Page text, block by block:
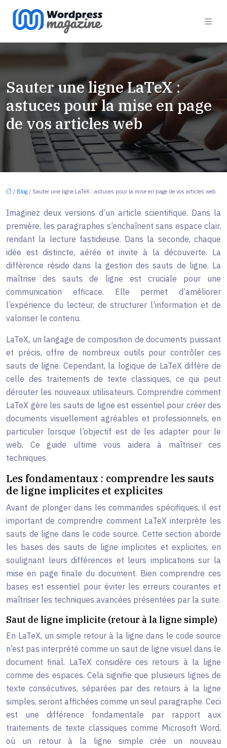
Sauter une ligne LaTeX :
astuces pour la mise en page
de vos articles web
/ Blog / Sauter une ligne LaTeX : astuces pour la mise en page de vos articles web
Imaginez deux versions d’un article scientifique. Dans la
première, les paragraphes s’enchaînent sans espace clair,
rendant la lecture fastidieuse. Dans la seconde, chaque
idée est distincte, aérée et invite à la découverte. La
différence réside dans la gestion des sauts de ligne. La
maîtrise des sauts de ligne est cruciale pour une
communication efficace. Elle permet d’améliorer
l’expérience du lecteur, de structurer l’information et de
valoriser le contenu.
LaTeX, un langage de composition de documents puissant
et précis, offre de nombreux outils pour contrôler ces
sauts de ligne. Cependant, la logique de LaTeX diffère de
celle des traitements de texte classiques, ce qui peut
dérouter les nouveaux utilisateurs. Comprendre comment
LaTeX gère les sauts de ligne est essentiel pour créer des
documents visuellement agréables et professionnels, en
particulier lorsque l’objectif est de les adapter pour le
web. Ce guide ultime vous aidera à maîtriser ces
techniques.
Les fondamentaux : comprendre les sauts
de ligne implicites et explicites
Avant de plonger dans les commandes spécifiques, il est
important de comprendre comment LaTeX interprète les
sauts de ligne dans le code source. Cette section aborde
les bases des sauts de ligne implicites et explicites, en
soulignant leurs différences et leurs implications sur la
mise en page finale du document. Bien comprendre ces
bases est essentiel pour éviter les erreurs courantes et
maîtriser les techniques avancées présentées par la suite.
Saut de ligne implicite (retour à la ligne simple)
En LaTeX, un simple retour à la ligne dans le code source
n’est pas interprété comme un saut de ligne visuel dans le
document final. LaTeX considère ces retours à la ligne
comme des espaces. Cela signifie que plusieurs lignes de
texte consécutives, séparées par des retours à la ligne
simples, seront affichées comme un seul paragraphe. Ceci
est une différence fondamentale par rapport aux
traitements de texte classiques comme Microsoft Word,
où un retour à la ligne simple crée un nouveau